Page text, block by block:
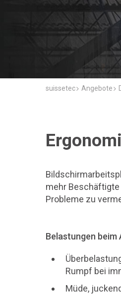
suissetec Angebote
mehr
Probleme zu
Belastungen beim
Rumpf bei
Müde,